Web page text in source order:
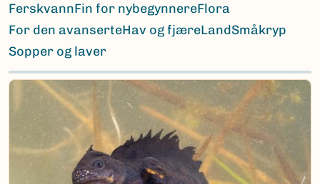
FerskvannFin for nybegynnereFlora
For den avanserteHav og fjæreLandSmåkryp
Sopper og laver